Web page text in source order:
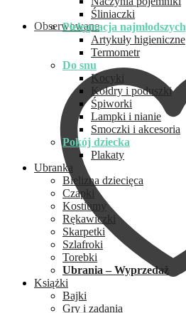
Obserwowane
Śliniaczki
Pielęgnacja najmłodszych
Artykuły higieniczne
Termometr
Do snu
Kocyki
Kołdry i poduszki
Śpiworki
Lampki i nianie
Smoczki i akcesoria
Pokój dziecka
Plakaty
Ubranka
Bielizna dziecięca
Czapki
Kostiumy
Rękawiczki
Skarpetki
Szlafroki
Torebki
Ubrania – Wyprzedaż
Książki
Bajki
Gry i zadania